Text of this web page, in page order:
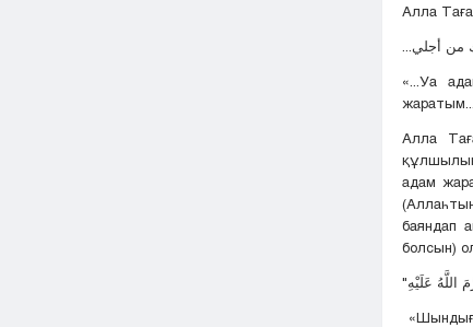
Алла
«...Уа
Алла
құлшылық
адам
баяндап
болсын)